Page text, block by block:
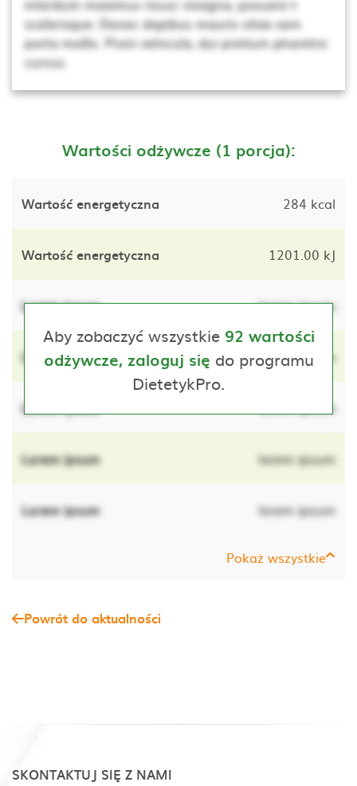
interdum maximus risusc vivagna, posuere t
scelerisque. Donec dapibus mauris vitae sem
porta mollis. Proin vehicula, dui pretium pharetra
cursus.
Wartości odżywcze (1 porcja):
Wartość energetyczna 284 kcal
Wartość energetyczna 1201.00 kJ
Lorem ipsum lorem ipsum
Lorem ipsum lorem ipsum
Lorem ipsum lorem ipsum
Lorem ipsum lorem ipsum
Lorem ipsum lorem ipsum
Pokaż wszystkie
Aby zobaczyć wszystkie 92 wartości
odżywcze, zaloguj się do programu
DietetykPro.
Powrót do aktualności
SKONTAKTUJ SIĘ Z NAMI